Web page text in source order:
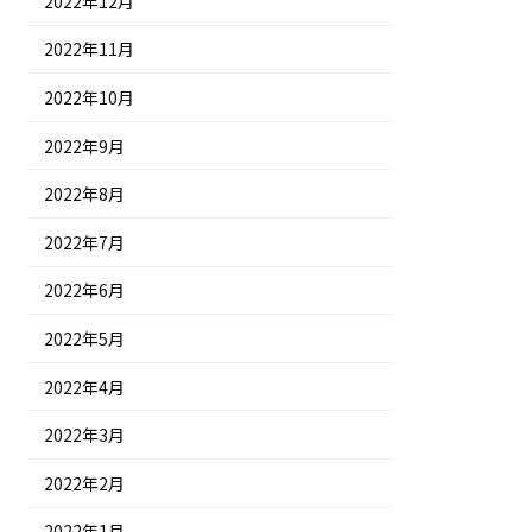
2022年11月
2022年10月
2022年9月
2022年8月
2022年7月
2022年6月
2022年5月
2022年4月
2022年3月
2022年2月